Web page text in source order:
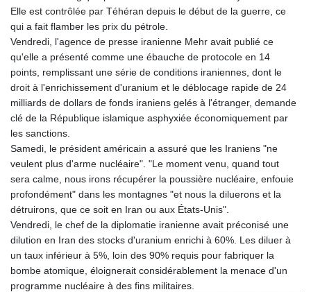
Elle est contrôlée par Téhéran depuis le début de la guerre, ce
qui a fait flamber les prix du pétrole.
Vendredi, l'agence de presse iranienne Mehr avait publié ce
qu'elle a présenté comme une ébauche de protocole en 14
points, remplissant une série de conditions iraniennes, dont le
droit à l'enrichissement d'uranium et le déblocage rapide de 24
milliards de dollars de fonds iraniens gelés à l'étranger, demande
clé de la République islamique asphyxiée économiquement par
les sanctions.
Samedi, le président américain a assuré que les Iraniens "ne
veulent plus d'arme nucléaire". "Le moment venu, quand tout
sera calme, nous irons récupérer la poussière nucléaire, enfouie
profondément" dans les montagnes "et nous la diluerons et la
détruirons, que ce soit en Iran ou aux États-Unis".
Vendredi, le chef de la diplomatie iranienne avait préconisé une
dilution en Iran des stocks d'uranium enrichi à 60%. Les diluer à
un taux inférieur à 5%, loin des 90% requis pour fabriquer la
bombe atomique, éloignerait considérablement la menace d'un
programme nucléaire à des fins militaires.